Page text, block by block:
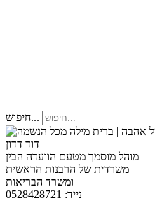
חיפוש...
דוד דדון
מוהל מוסמך מטעם הוועדה הבין
משרדית של הרבנות הראשית
ומשרד הבריאות
נייד: 0528428721